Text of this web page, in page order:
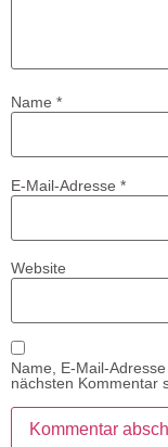
Name *
E-Mail-Adresse *
Website
Name, E-Mail-
nächsten Kommentar